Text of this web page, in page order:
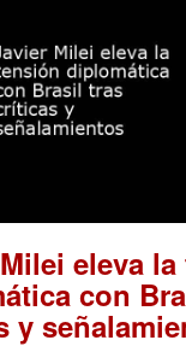
eleva
con
y